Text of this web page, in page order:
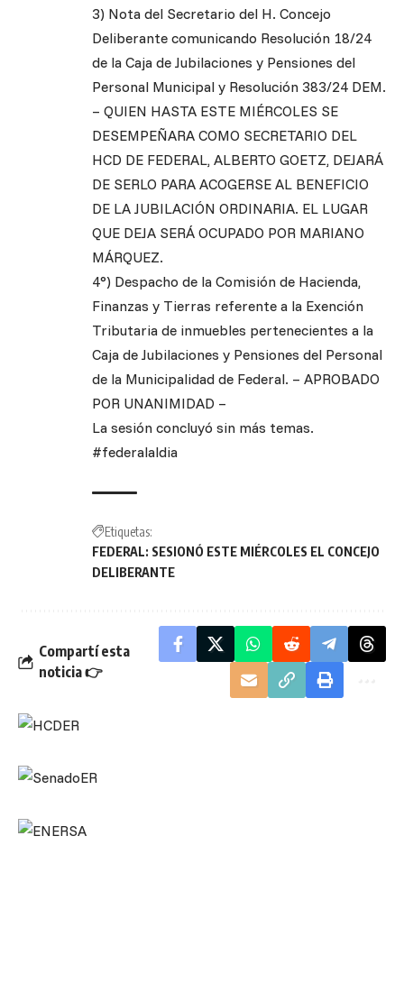
3) Nota del Secretario del H. Concejo
Deliberante comunicando Resolución 18/24
de la Caja de Jubilaciones y Pensiones del
Personal Municipal y Resolución 383/24 DEM.
– QUIEN HASTA ESTE MIÉRCOLES SE
DESEMPEÑARA COMO SECRETARIO DEL
HCD DE FEDERAL, ALBERTO GOETZ, DEJARÁ
DE SERLO PARA ACOGERSE AL BENEFICIO
DE LA JUBILACIÓN ORDINARIA. EL LUGAR
QUE DEJA SERÁ OCUPADO POR MARIANO
MÁRQUEZ.
4°) Despacho de la Comisión de Hacienda,
Finanzas y Tierras referente a la Exención
Tributaria de inmuebles pertenecientes a la
Caja de Jubilaciones y Pensiones del Personal
de la Municipalidad de Federal. – APROBADO
POR UNANIMIDAD –
La sesión concluyó sin más temas.
#federalaldia
Etiquetas:
FEDERAL: SESIONÓ ESTE MIÉRCOLES EL CONCEJO
DELIBERANTE
Compartí esta
noticia 👉